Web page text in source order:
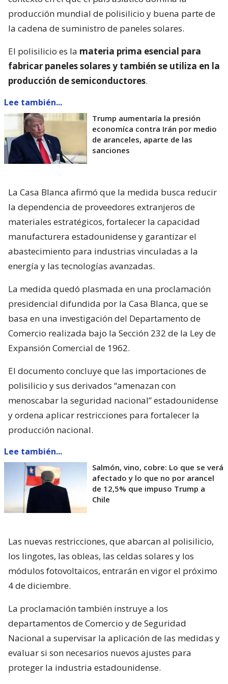
producción mundial de polisilicio y buena parte de
la cadena de suministro de paneles solares.
El polisilicio es la materia prima esencial para
fabricar paneles solares y también se utiliza en la
producción de semiconductores.
Lee también...
Trump aumentaría la presión
economíca contra Irán por medio
de aranceles, aparte de las
sanciones
La Casa Blanca afirmó que la medida busca reducir
la dependencia de proveedores extranjeros de
materiales estratégicos, fortalecer la capacidad
manufacturera estadounidense y garantizar el
abastecimiento para industrias vinculadas a la
energía y las tecnologías avanzadas.
La medida quedó plasmada en una proclamación
presidencial difundida por la Casa Blanca, que se
basa en una investigación del Departamento de
Comercio realizada bajo la Sección 232 de la Ley de
Expansión Comercial de 1962.
El documento concluye que las importaciones de
polisilicio y sus derivados “amenazan con
menoscabar la seguridad nacional” estadounidense
y ordena aplicar restricciones para fortalecer la
producción nacional.
Lee también...
Salmón, vino, cobre: Lo que se verá
afectado y lo que no por arancel
de 12,5% que impuso Trump a
Chile
Las nuevas restricciones, que abarcan al polisilicio,
los lingotes, las obleas, las celdas solares y los
módulos fotovoltaicos, entrarán en vigor el próximo
4 de diciembre.
La proclamación también instruye a los
departamentos de Comercio y de Seguridad
Nacional a supervisar la aplicación de las medidas y
evaluar si son necesarios nuevos ajustes para
proteger la industria estadounidense.